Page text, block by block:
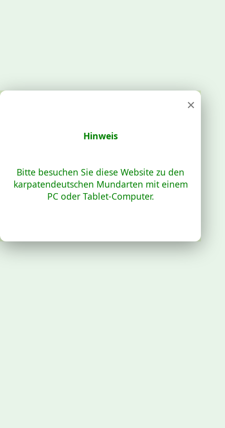
×
Hinweis
Bitte besuchen Sie diese Website zu den
karpatendeutschen Mundarten mit einem
PC oder Tablet-Computer.